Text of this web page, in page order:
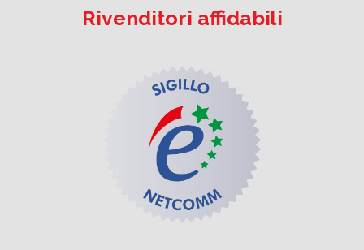
Rivenditori affidabili